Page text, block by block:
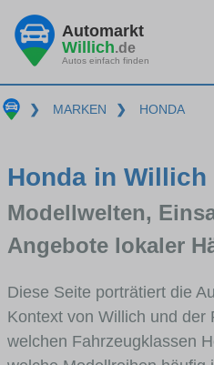
Automarkt
Willich.de
Autos einfach finden
❯ MARKEN ❯ HONDA
Honda in
Modellwelten,
Angebote lokaler
Diese Seite porträtiert die
Kontext von Willich und der
welchen Fahrzeugklassen